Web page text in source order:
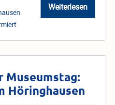
Weiterlesen
Höringhausen